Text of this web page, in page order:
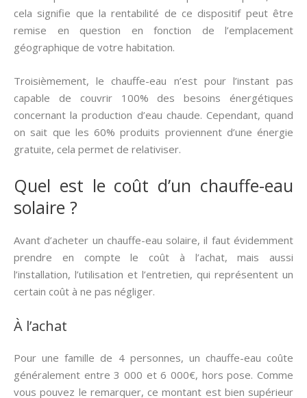
cela signifie que la rentabilité de ce dispositif peut être
remise en question en fonction de l’emplacement
géographique de votre habitation.
Troisièmement, le chauffe-eau n’est pour l’instant pas
capable de couvrir 100% des besoins énergétiques
concernant la production d’eau chaude. Cependant, quand
on sait que les 60% produits proviennent d’une énergie
gratuite, cela permet de relativiser.
Quel est le coût d’un chauffe-eau
solaire ?
Avant d’acheter un chauffe-eau solaire, il faut évidemment
prendre en compte le coût à l’achat, mais aussi
l’installation, l’utilisation et l’entretien, qui représentent un
certain coût à ne pas négliger.
À l’achat
Pour une famille de 4 personnes, un chauffe-eau coûte
généralement entre 3 000 et 6 000€, hors pose. Comme
vous pouvez le remarquer, ce montant est bien supérieur